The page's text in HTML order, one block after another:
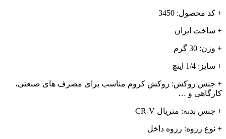
+ کد محصول: 3450
+ ساخت ایران
+ وزن: 30 گرم
+ سایز: 1/4 اینچ
+ جنس روکش: روکش کروم مناسب برای مصرف های صنعتی،
کارگاهی و …
+ جنس بدنه: متریال CR-V
+ نوع رزوه: رزوه داخل